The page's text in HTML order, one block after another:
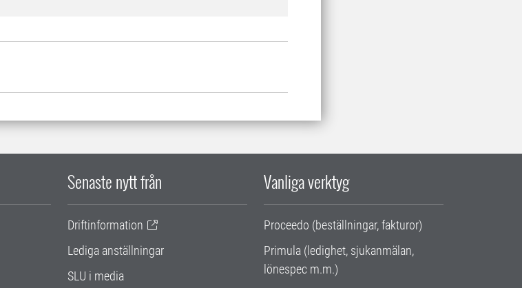
Senaste nytt från
Driftinformation
Lediga anställningar
SLU i media
Vanliga verktyg
Proceedo (beställningar, fakturor)
Primula (ledighet, sjukanmälan,
lönespec m.m.)